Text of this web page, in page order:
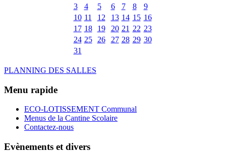
3
4 5 6 7 8
9
10 11 12 13 14 15 16
17 18 19 20 21 22 23
24 25 26 27 28 29 30
31
PLANNING DES SALLES
Menu rapide
ECO-LOTISSEMENT Communal
Menus de la Cantine Scolaire
Contactez-nous
Evènements et divers